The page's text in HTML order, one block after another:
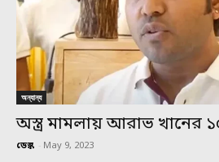
অন্যান্য
অস্ত্র মামলায় আরাভ খানের
ডেস্ক - May 9, 2023